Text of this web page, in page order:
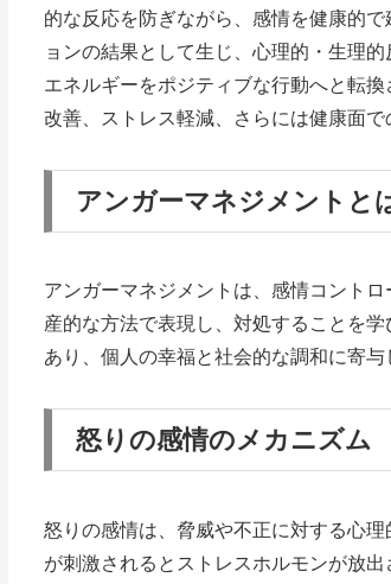
的な反応を防ぎながら、感情を健康的
ョンの結果として生じ、心理的・生理
エネルギーをポジティブな行動へと転
改善、ストレス軽減、さらには健康面
アンガーマネジメントと
アンガーマネジメントは、感情コント
産的な方法で表現し、対処することを
あり、個人の幸福と社会的な調和に寄与
怒りの感情のメカニズム
怒りの感情は、脅威や不正に対する心
が刺激されるとストレスホルモンが放